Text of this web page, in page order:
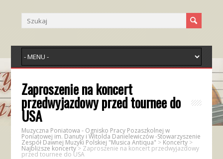
Zaproszenie na koncert
przedwyjazdowy przed tournee do
USA
Muzyczna Poniatowa - Ognisko Pracy Pozaszkolnej w
Poniatowej im. Danuty i Witolda Danielewiczów -Stowarzyszenie
Zespół Dawnej Muzyki Polskiej "Musica Antiqua" > Koncerty>
Najbliższe koncerty> Zaproszenie na koncert przedwyjazdowy
przed tournee do USA